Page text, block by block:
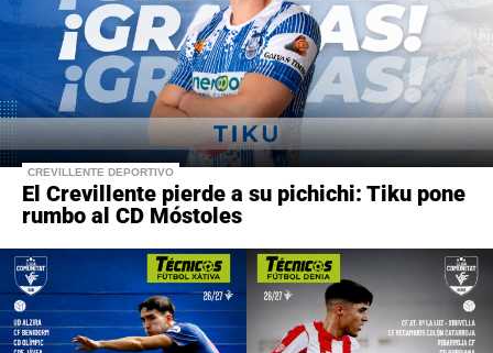
CREVILLENTE DEPORTIVO
El Crevillente pierde a su pichichi: Tiku pone
rumbo al CD Móstoles